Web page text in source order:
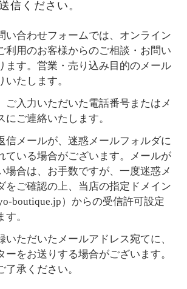
信ください。
い合わせフォームでは、オンライン
利用のお客様からのご相談・お問い
ます。営業・売り込み目的のメール
いたします。
ご入力いただいた電話番号またはメ
にご連絡いたします。
信メールが、迷惑メールフォルダに
ている場合がございます。メールが
場合は、お手数ですが、一度迷惑メ
をご確認の上、当店の指定ドメイン
boutique.jp）からの受信許可設定
。
いただいたメールアドレス宛てに、
ーをお送りする場合がございます。
了承ください。